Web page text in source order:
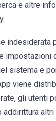
e altre
indesiderata
impostazioni
sistema e
viene
gli utenti
addirittura